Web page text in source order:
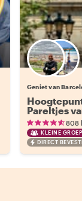
Geniet van
Pareltjes
808
KLEINE
DIRECT